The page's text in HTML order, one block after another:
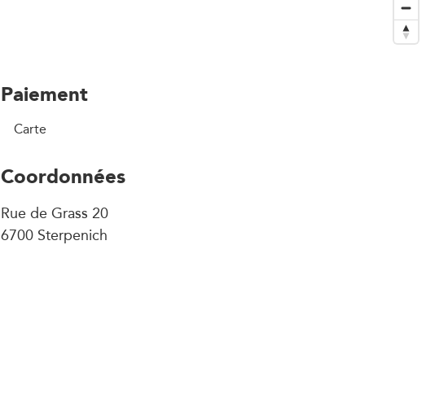
Paiement
Carte
Coordonnées
Rue de Grass 20
6700 Sterpenich